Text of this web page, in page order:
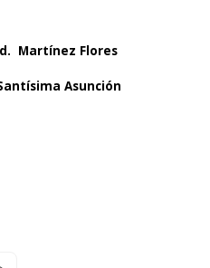
. Martínez Flores
ísima Asunción